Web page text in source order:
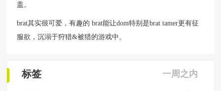
盖。
brat其实很可爱，有趣的 brat能让dom特别是brat tamer更有征
服欲，沉溺于狩猎&被猎的游戏中。
标签 一周之内